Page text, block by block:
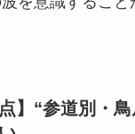
】“参道別・